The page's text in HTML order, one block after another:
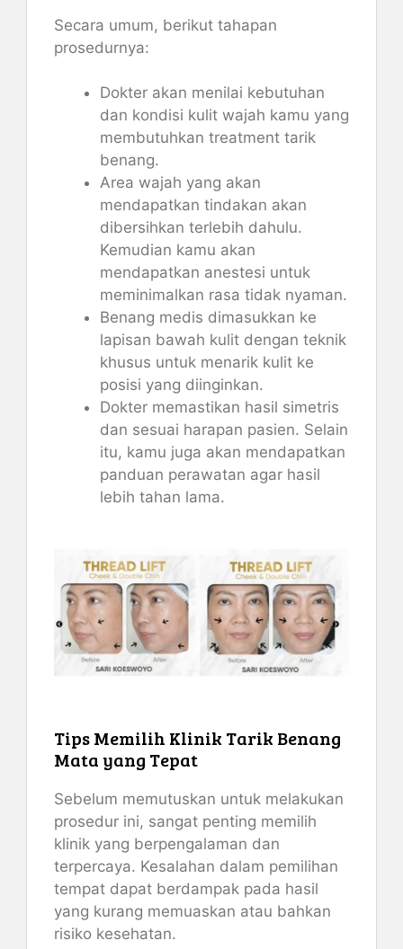
Secara umum, berikut tahapan
prosedurnya:
Dokter akan menilai kebutuhan
dan kondisi kulit wajah kamu yang
membutuhkan treatment tarik
benang.
Area wajah yang akan
mendapatkan tindakan akan
dibersihkan terlebih dahulu.
Kemudian kamu akan
mendapatkan anestesi untuk
meminimalkan rasa tidak nyaman.
Benang medis dimasukkan ke
lapisan bawah kulit dengan teknik
khusus untuk menarik kulit ke
posisi yang diinginkan.
Dokter memastikan hasil simetris
dan sesuai harapan pasien. Selain
itu, kamu juga akan mendapatkan
panduan perawatan agar hasil
lebih tahan lama.
Tips Memilih Klinik Tarik Benang
Mata yang Tepat
Sebelum memutuskan untuk melakukan
prosedur ini, sangat penting memilih
klinik yang berpengalaman dan
terpercaya. Kesalahan dalam pemilihan
tempat dapat berdampak pada hasil
yang kurang memuaskan atau bahkan
risiko kesehatan.